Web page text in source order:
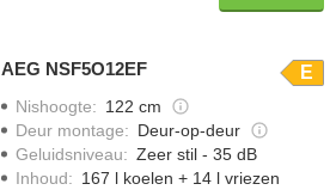
AEG NSF5O12EF E
Nishoogte: 122 cm
Deur montage: Deur-op-deur
Geluidsniveau: Zeer stil - 35 dB
Inhoud: 167 l koelen + 14 l vriezen